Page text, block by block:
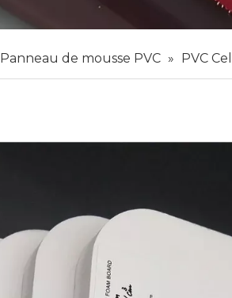
Panneau de mousse PVC » PVC